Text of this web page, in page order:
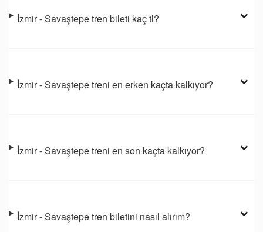
İzmir - Savaştepe tren bileti kaç tl?
İzmir - Savaştepe treni en erken kaçta kalkıyor?
İzmir - Savaştepe treni en son kaçta kalkıyor?
İzmir - Savaştepe tren biletini nasıl alırım?